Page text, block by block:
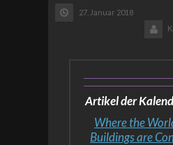
27. Januar 2018
Artikel der
Where the
Buildings are